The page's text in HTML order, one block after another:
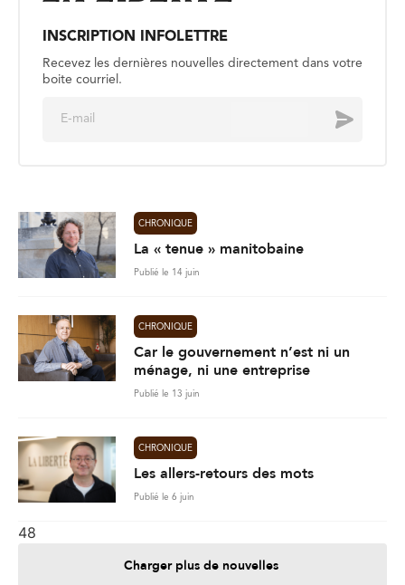
INSCRIPTION INFOLETTRE
Recevez les dernières nouvelles directement dans votre
boite courriel.
Envoyer
CHRONIQUE
La « tenue » manitobaine
Publié le 14 juin
CHRONIQUE
Car le gouvernement n’est ni un
ménage, ni une entreprise
Publié le 13 juin
CHRONIQUE
Les allers-retours des mots
Publié le 6 juin
48
Charger plus de nouvelles